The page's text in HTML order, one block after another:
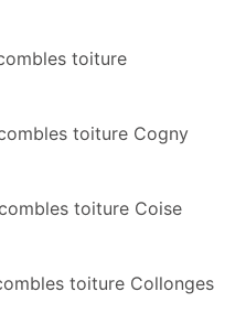
toiture
toiture Cogny
toiture Coise
toiture Collonges